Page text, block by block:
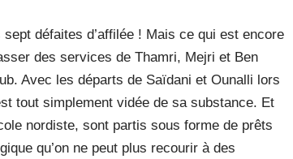
défaites d’affilée ! Mais ce qui est encore
des services de Thamri, Mejri et Ben
Avec les départs de Saïdani et Ounalli lors
tout simplement vidée de sa substance. Et
nordiste, sont partis sous forme de prêts
qu’on ne peut plus recourir à des